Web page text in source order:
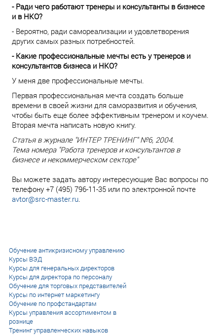
- Ради чего работают тренеры и консультанты в бизнесе
и в НКО?
- Вероятно, ради самореализации и удовлетворения
других самых разных потребностей.
- Какие профессиональные мечты есть у тренеров и
консультантов бизнеса и НКО?
У меня две профессиональные мечты.
Первая профессиональная мечта создать больше
времени в своей жизни для саморазвития и обучения,
чтобы быть еще более эффективным тренером и коучем.
Вторая мечта написать новую книгу.
Статья в журнале "ИНТЕР ТРЕНИНГ" №6, 2004.
Тема номера "Работа тренеров и консультантов в
бизнесе и некоммерческом секторе"
Вы можете задать автору интересующие Вас вопросы по
телефону +7 (495) 796-11-35 или по электронной почте
avtor@src-master.ru.
Обучение антикризисному управлению
Курсы ВЭД
Курсы для генеральных директоров
Курсы для директора по персоналу
Обучение для торговых представителей
Курсы по интернет маркетингу
Обучение по профстандартам
Курсы управления ассортиментом в
рознице
Тренинг управленческих навыков